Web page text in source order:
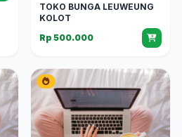
TOKO BUNGA LEUWEUNG
KOLOT
Rp 500.000